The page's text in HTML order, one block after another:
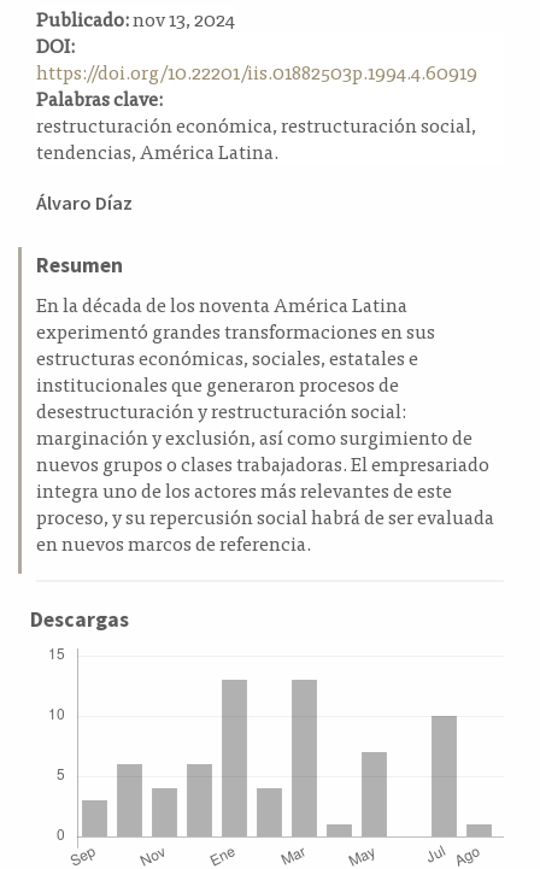
a
l
a
t
e
r
l
Publicado:nov 13, 2024
DOI:
https://doi.org/10.22201/iis.01882503p.1994.4.60919
Palabras clave:
restructuración económica, restructuración social,
tendencias, América Latina.
Contenido
del
artículo
Álvaro Díaz
Resumen
En la década de los noventa América Latina
experimentó grandes transformaciones en sus
estructuras económicas, sociales, estatales e
institucionales que generaron procesos de
desestructuración y restructuración social:
marginación y exclusión, así como surgimiento de
nuevos grupos o clases trabajadoras. El empresariado
integra uno de los actores más relevantes de este
proceso, y su repercusión social habrá de ser evaluada
en nuevos marcos de referencia.
Descargas